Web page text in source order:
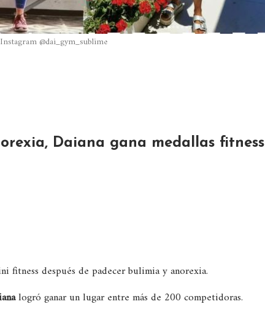
Instagram @dai_gym_sublime
Daiana gana medallas fitness
después de padecer bulimia y anorexia.
logró ganar un lugar entre más de 200 competidoras.